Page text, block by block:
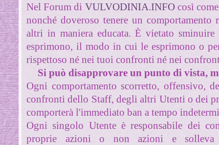
Nel Forum di VULVODINIA.INFOcosì
nonché doveroso tenere un
altri in maniera educata.È vietato
esprimono, il modo in cui le esprimono o
rispettoso né nei tuoi confronti né nei
Si può disapprovare un punto di vista,
Ogni comportamento scorretto, offensivo,
confronti dello Staff, degli altri Utenti o dei
comporterà l'immediato ban a tempo
Ogni singolo Utente è responsabile dei
proprie azioni o non azioni e solleva